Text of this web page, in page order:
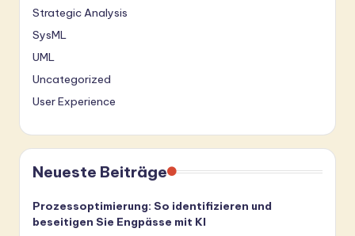
Strategic Analysis
SysML
UML
Uncategorized
User Experience
Neueste Beiträge
Prozessoptimierung: So identifizieren und
beseitigen Sie Engpässe mit KI